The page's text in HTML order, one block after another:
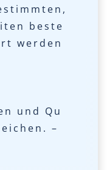
beste
werden
und Qu
–